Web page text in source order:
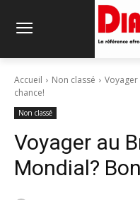
Accueil Non classé
chance!
Non classé
Voyager au
Mondial?